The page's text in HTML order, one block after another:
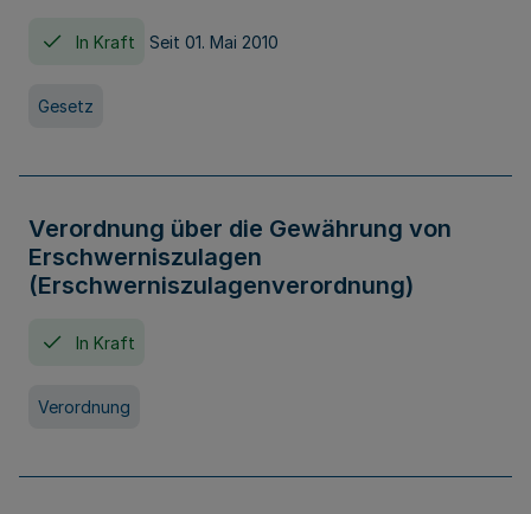
In Kraft Seit 01. Mai 2010
Gesetz
Verordnung über die Gewährung von
Erschwerniszulagen
(Erschwerniszulagenverordnung)
In Kraft
Verordnung